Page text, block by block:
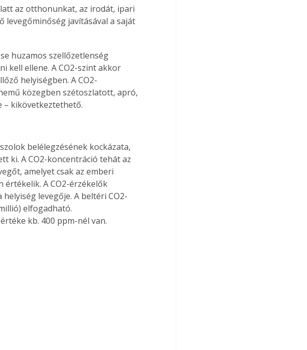
az otthonunkat, az irodát, ipari
levegőminőség javításával a saját
huzamos szellőzetlenség
kell ellene. A CO2-szint akkor
helyiségben. A CO2-
közegben szétoszlatott, apró,
– kikö­vetkeztethető.
belélegzésének kockázata,
ki. A CO2-koncentráció tehát az
amelyet csak az emberi
értékelik. A CO2-érzékelők
levegője. A beltéri CO2-
elfogadható.
kb. 400 ppm-nél van.